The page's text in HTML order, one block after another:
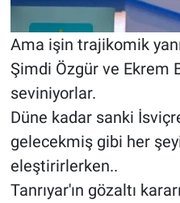
Ama işin trajikomik
Şimdi Özgür ve Ekrem
seviniyorlar.
Düne kadar sanki
gelecekmiş gibi her
eleştirirlerken..
Tanrıyar'ın gözaltı